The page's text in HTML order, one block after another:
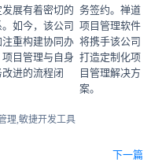
务签约。禅道
项目管理软件
将携手该公司
打造定制化项
目管理解决方
案。
发展有着密切的
。如今，该公司
注重构建协同办
项目管理与自身
改进的流程闭
理,敏捷开发工具
下一篇